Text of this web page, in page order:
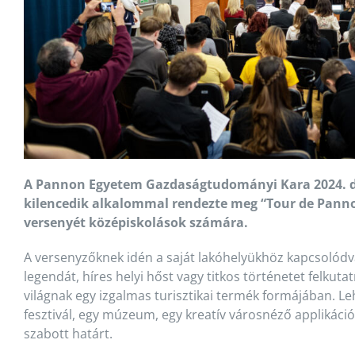
A Pannon Egyetem Gazdaságtudományi Kara 2024.
kilencedik alkalommal rendezte meg “Tour de
versenyét középiskolások számára.
A versenyzőknek idén a saját lakóhelyükhöz
legendát, híres helyi hőst vagy titkos történetet
világnak egy izgalmas turisztikai termék formájában.
fesztivál, egy múzeum, egy kreatív városnéző
szabott határt.